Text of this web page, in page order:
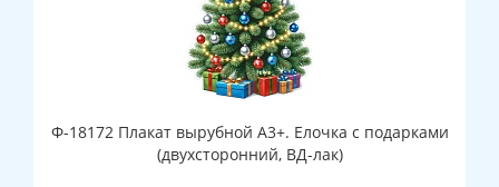
Ф-18172 Плакат вырубной А3+. Елочка с подарками
(двухсторонний, ВД-лак)